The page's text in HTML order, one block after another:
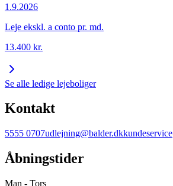
1.9.2026
Leje ekskl. a conto pr. md.
13.400 kr.
Se alle ledige lejeboliger
Kontakt
5555 0707udlejning@balder.dk
Åbningstider
Man - Tors